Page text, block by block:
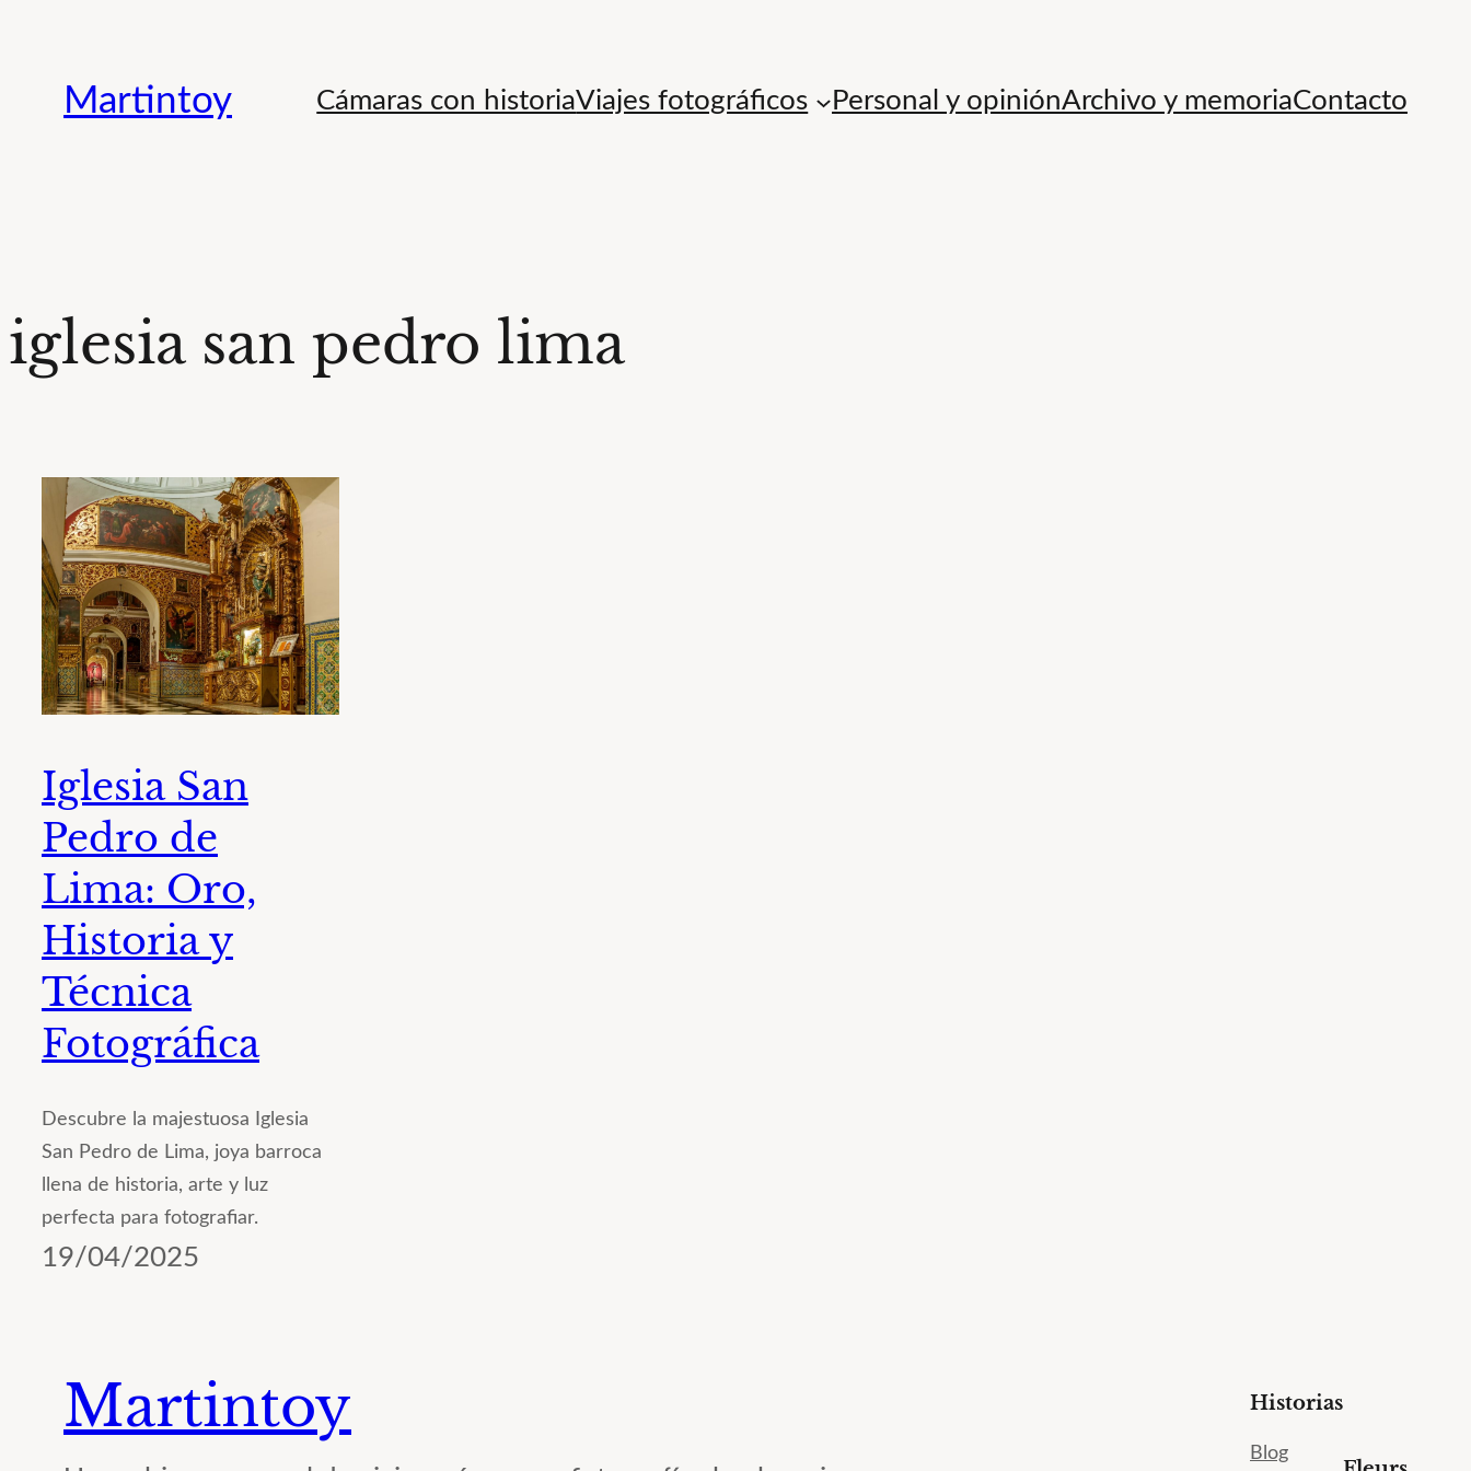
contenido
Martintoy Cámaras con historiaViajes fotográficos Personal y opiniónArchivo y memoriaContacto
iglesia san pedro lima
Iglesia San
Pedro de
Lima: Oro,
Historia y
Técnica
Fotográfica
Descubre la majestuosa Iglesia
San Pedro de Lima, joya barroca
llena de historia, arte y luz
perfecta para fotografiar.
19/04/2025
Martintoy Historias
Blog